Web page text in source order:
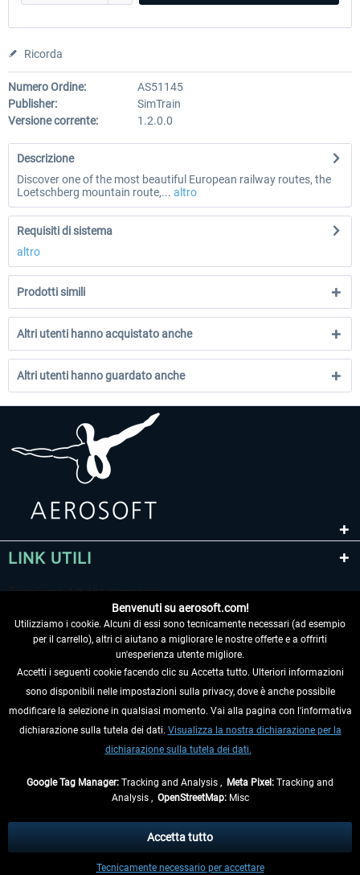
Ricorda
Numero Ordine:
AS51145
Publisher:
SimTrain
Versione corrente:
1.2.0.0
Descrizione
Discover one of the most beautiful European railway routes, the
Loetschberg mountain route,... altro
Requisiti di sistema
altro
Prodotti simili
Altri utenti hanno acquistato anche
Altri utenti hanno guardato anche
LINK UTILI
RECEDERE DAL CONTRATTO
INFORMAZIONI
eventualmente le spese di spedizione, se non diversamente descritto.
** Riguarda le spedizioni al di fuori della Germania, i tempi di consegna per le
Benvenuti su aerosoft.com!
Utilizziamo i cookie. Alcuni di essi sono tecnicamente necessari (ad esempio
per il carrello), altri ci aiutano a migliorare le nostre offerte e a offrirti
un'esperienza utente migliore.
Accetti i seguenti cookie facendo clic su Accetta tutto. Ulteriori informazioni
sono disponibili nelle impostazioni sulla privacy, dove è anche possibile
modificare la selezione in qualsiasi momento. Vai alla pagina con l'informativa
dichiarazione sulla tutela dei dati. Visualizza la nostra dichiarazione per la
dichiarazione sulla tutela dei dati.
Google Tag Manager: Tracking and Analysis , Meta Pixel: Tracking and
Analysis , OpenStreetMap:Misc
Tecnicamente necessario per accettare
Accetta tutto